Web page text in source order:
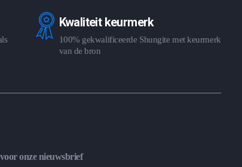
Kwaliteit keurmerk
100% gekwalificeerde Shungite met keurmerk
van de bron
onze nieuwsbrief